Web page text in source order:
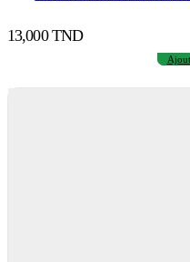
13,000TND